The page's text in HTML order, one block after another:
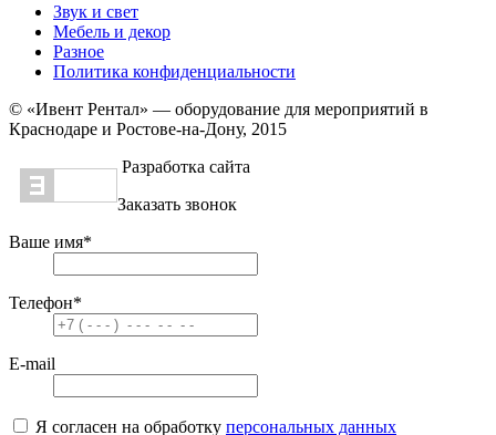
Звук и свет
Мебель и декор
Разное
Политика конфиденциальности
© «Ивент Рентал» — оборудование для мероприятий в
Краснодаре и Ростове-на-Дону, 2015
Разработка сайта
Заказать звонок
Ваше имя*
Телефон*
E-mail
Я согласен на обработку персональных данных